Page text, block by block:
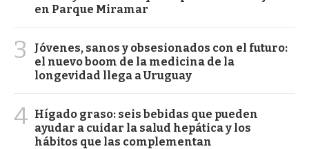
en Parque Miramar
3
Jóvenes, sanos y obsesionados con el futuro:
el nuevo boom de la medicina de la
longevidad llega a Uruguay
4 Hígado graso: seis bebidas que pueden
ayudar a cuidar la salud hepática y los
hábitos que las complementan